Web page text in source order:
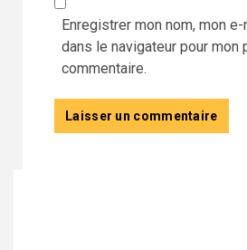
Enregistrer mon nom, mon
dans le navigateur pour mon
commentaire.